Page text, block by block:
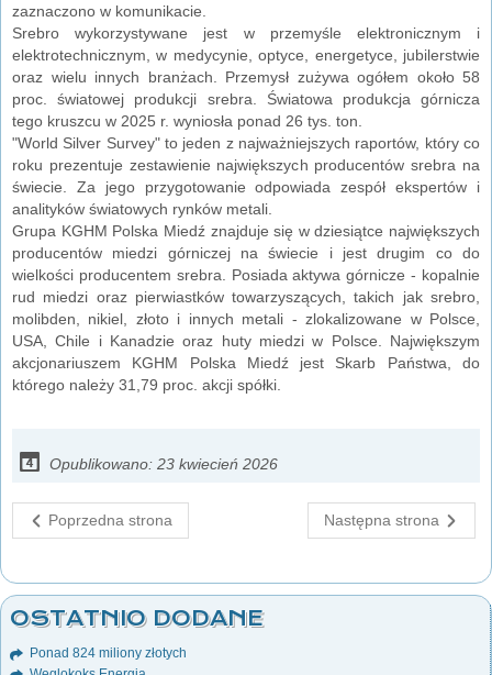
zaznaczono w komunikacie.
Srebro wykorzystywane jest w przemyśle elektronicznym i
elektrotechnicznym, w medycynie, optyce, energetyce, jubilerstwie
oraz wielu innych branżach. Przemysł zużywa ogółem około 58
proc. światowej produkcji srebra. Światowa produkcja górnicza
tego kruszcu w 2025 r. wyniosła ponad 26 tys. ton.
"World Silver Survey" to jeden z najważniejszych raportów, który co
roku prezentuje zestawienie największych producentów srebra na
świecie. Za jego przygotowanie odpowiada zespół ekspertów i
analityków światowych rynków metali.
Grupa KGHM Polska Miedź znajduje się w dziesiątce największych
producentów miedzi górniczej na świecie i jest drugim co do
wielkości producentem srebra. Posiada aktywa górnicze - kopalnie
rud miedzi oraz pierwiastków towarzyszących, takich jak srebro,
molibden, nikiel, złoto i innych metali - zlokalizowane w Polsce,
USA, Chile i Kanadzie oraz huty miedzi w Polsce. Największym
akcjonariuszem KGHM Polska Miedź jest Skarb Państwa, do
którego należy 31,79 proc. akcji spółki.
Opublikowano: 23 kwiecień 2026
Poprzedna strona Następna strona
OSTATNIO DODANE
Ponad 824 miliony złotych